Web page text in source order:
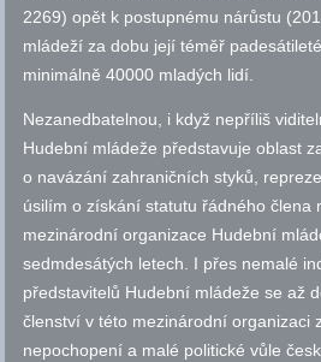
2269) opět k postupnému nárůstu
mládeží za dobu její téměř
minimálně 40000 mladých lidí.
Nezanedbatelnou, i když nepříliš
Hudební mládeže představuje oblast
o navázání zahraničních styků,
úsilím o získání statutu řádného člena
mezinárodní organizace Hudební
sedmdesátých letech. I přes nemalé
představitelů Hudební mládeže se až
členství v této mezinárodní organizaci
nepochopení a malé politické vůle